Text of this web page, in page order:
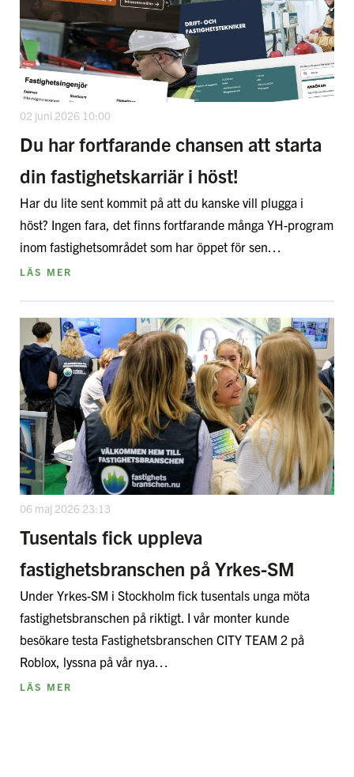
02 juni 2026 10:00
Du har fortfarande chansen att starta
din fastighetskarriär i höst!
Har du lite sent kommit på att du kanske vill plugga i
höst? Ingen fara, det finns fortfarande många YH-program
inom fastighetsområdet som har öppet för sen…
LÄS MER
06 maj 2026 23:13
Tusentals fick uppleva
fastighetsbranschen på Yrkes-SM
Under Yrkes-SM i Stockholm fick tusentals unga möta
fastighetsbranschen på riktigt. I vår monter kunde
besökare testa Fastighetsbranschen CITY TEAM 2 på
Roblox, lyssna på vår nya…
LÄS MER